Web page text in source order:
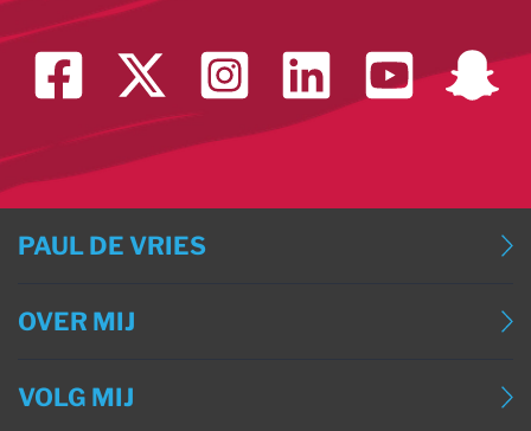
PAUL DE VRIES
BLOG (DEUTSCH)
OVER MIJ
VOLG MIJ